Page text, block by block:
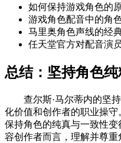
如何保持游戏角色的
游戏角色配音中的角
马里奥角色声线的经
任天堂官方对配音演
总结：坚持角色
查尔斯·马尔蒂内的坚
化价值和创作者的职业操守
保持角色的纯真与一致性
容创作者而言，理解并尊